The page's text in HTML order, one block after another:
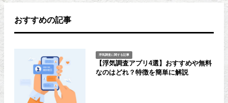
おすすめの記事
浮気調査に関する記事
【浮気調査アプリ4選】おすすめや無料
なのはどれ？特徴を簡単に解説